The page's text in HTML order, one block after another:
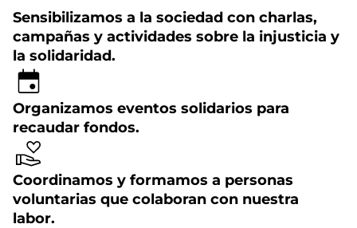
Sensibilizamos a la sociedad con charlas,
campañas y actividades sobre la injusticia y
la solidaridad.
Organizamos eventos solidarios para
recaudar fondos.
Coordinamos y formamos a personas
voluntarias que colaboran con nuestra
labor.